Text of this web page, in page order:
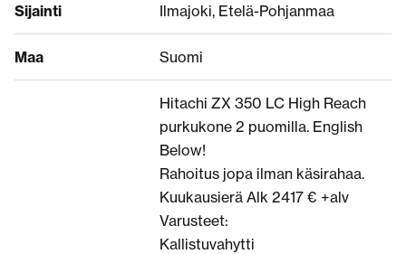
Sijainti Ilmajoki, Etelä-Pohjanmaa
Maa Suomi
Hitachi ZX 350 LC High Reach
purkukone 2 puomilla. English
Below!
Rahoitus jopa ilman käsirahaa.
Kuukausierä Alk 2417 € +alv
Varusteet:
Kallistuvahytti